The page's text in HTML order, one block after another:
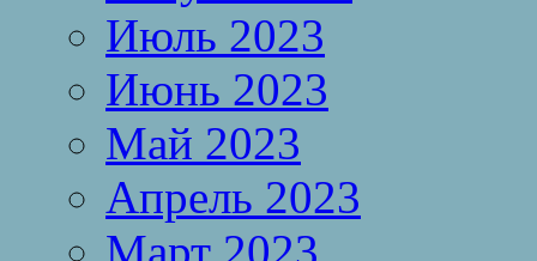
Июль 2023
Июнь 2023
Май 2023
Апрель 2023
Март 2023